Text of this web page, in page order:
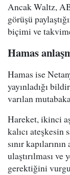
Ancak Waltz,
görüşü
biçimi ve
Hamas
Hamas ise
yayınladığı
varılan
Hareket, ikinci
kalıcı ateşkesin
sınır
ulaştırılması ve
gerektiğini